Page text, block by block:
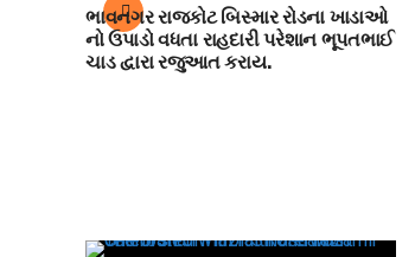
ભાવનગર રાજકોટ બિસ્માર રોડના ખાડાઓ
નો ઉપાડો વધતા રાહદારી પરેશાન ભૂપતભાઈ
ચાડ દ્વારા રજુઆત કરાય.